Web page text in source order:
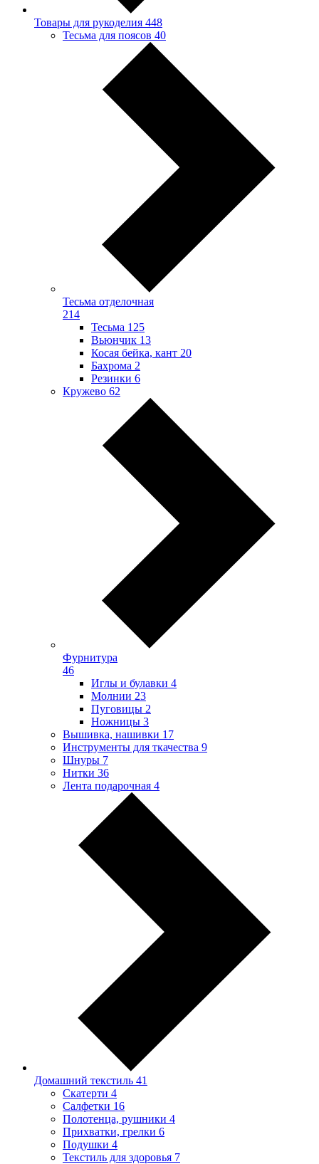
Товары для рукоделия 448
Тесьма для поясов 40
Тесьма отделочная
214
Тесьма 125
Вьюнчик 13
Косая бейка, кант 20
Бахрома 2
Резинки 6
Кружево 62
Фурнитура
46
Иглы и булавки 4
Молнии 23
Пуговицы 2
Ножницы 3
Вышивка, нашивки 17
Инструменты для ткачества 9
Шнуры 7
Нитки 36
Лента подарочная 4
Домашний текстиль 41
Скатерти 4
Салфетки 16
Полотенца, рушники 4
Прихватки, грелки 6
Подушки 4
Текстиль для здоровья 7